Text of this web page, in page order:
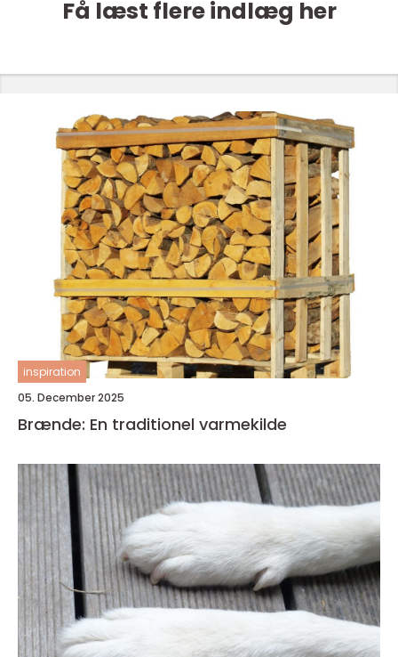
Få læst flere indlæg her
inspiration
05. December 2025
Brænde: En traditionel varmekilde